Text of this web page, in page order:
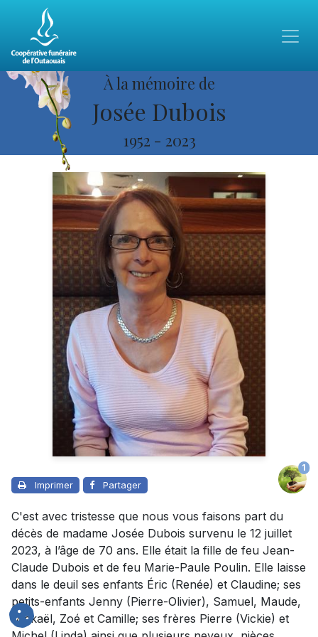
À la mémoire de
Josée Dubois
1952 - 2023
Imprimer Partager
1
C'est avec tristesse que nous vous faisons part du
décès de madame Josée Dubois survenu le 12 juillet
2023, à l’âge de 70 ans. Elle était la fille de feu Jean-
Claude Dubois et de feu Marie-Paule Poulin. Elle laisse
dans le deuil ses enfants Éric (Renée) et Claudine; ses
petits-enfants Jenny (Pierre-Olivier), Samuel, Maude,
Mickaël, Zoé et Camille; ses frères Pierre (Vickie) et